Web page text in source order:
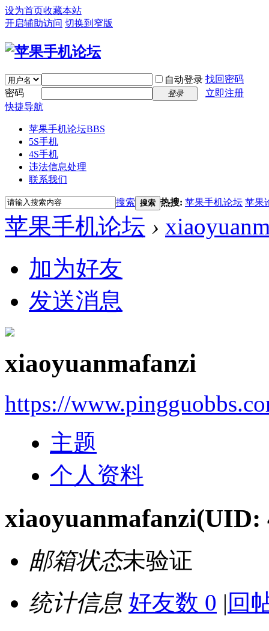
设为首页收藏本站
开启辅助访问 切换到窄版
自动登录 找回密码
密码
登录
立即注册
快捷导航
苹果手机论坛BBS
5S手机
4S手机
违法信息处理
联系我们
搜索 搜索 热搜: 苹果手机论坛 苹果
苹果手机论坛 ›
加为好友
发送消息
xiaoyuanmafanzi
https://
主题
个人资料
xiaoyuanmafanzi(UID:
邮箱状态未验证
统计信息 好友数 0 | 回